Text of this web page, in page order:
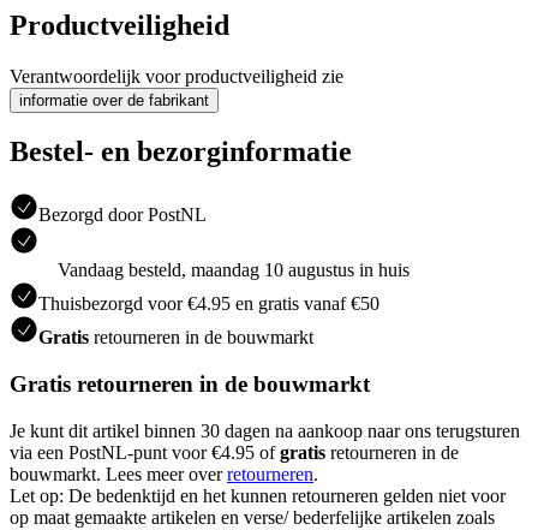
Productveiligheid
Verantwoordelijk voor productveiligheid zie
informatie over de fabrikant
Bestel- en bezorginformatie
Bezorgd door PostNL
Vandaag besteld, maandag 10 augustus in huis
Thuisbezorgd voor €4.95 en gratis vanaf €50
Gratis retourneren in de bouwmarkt
Gratis retourneren in de bouwmarkt
Je kunt dit artikel binnen 30 dagen na aankoop naar ons terugsturen
via een PostNL-punt voor €4.95 ofgratis retourneren in de
bouwmarkt. Lees meer overretourneren.
Let op: De bedenktijd en het kunnen retourneren gelden niet voor
op maat gemaakte artikelen en verse/ bederfelijke artikelen zoals